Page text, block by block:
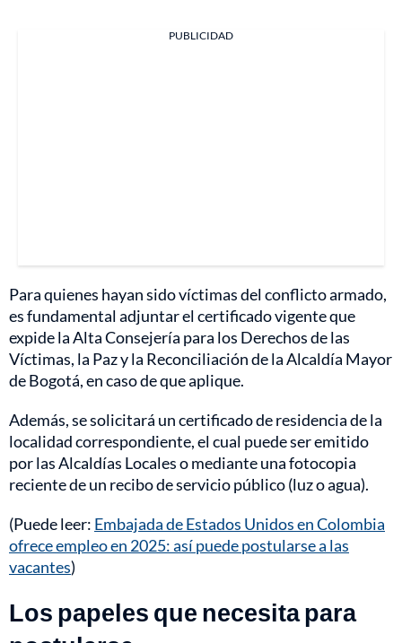
PUBLICIDAD
Para quienes hayan sido víctimas del conflicto armado,
es fundamental adjuntar el certificado vigente que
expide la Alta Consejería para los Derechos de las
Víctimas, la Paz y la Reconciliación de la Alcaldía Mayor
de Bogotá, en caso de que aplique.
Además, se solicitará un certificado de residencia de la
localidad correspondiente, el cual puede ser emitido
por las Alcaldías Locales o mediante una fotocopia
reciente de un recibo de servicio público (luz o agua).
(Puede leer: Embajada de Estados Unidos en Colombia
ofrece empleo en 2025: así puede postularse a las
vacantes)
Los papeles que necesita para